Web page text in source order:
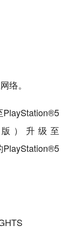
络。
PlayStation®5
）升级至
PlayStation®5